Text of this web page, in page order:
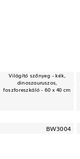
Világító szőnyeg - kék,
dinoszauruszos,
foszforeszkáló - 60 x 40 cm
BW3004